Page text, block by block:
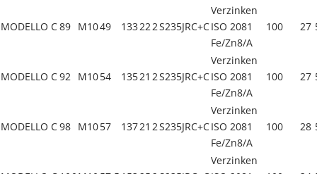
MODELLO C89 M1049 133222S235JRC+C
Verzinken
ISO 2081
Fe/Zn8/A
100 27
MODELLO C92 M1054 13521 2S235JRC+C
Verzinken
ISO 2081
Fe/Zn8/A
100 27
MODELLO C98 M1057 13721 2S235JRC+C
Verzinken
ISO 2081
Fe/Zn8/A
100 28
Verzinken